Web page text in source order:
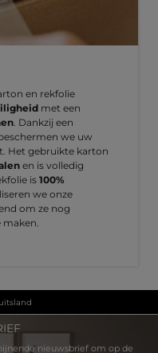
en rekfolie
met een
. Dankzij een
we uw
Het gebruikte karton
en is volledig
is100%
we onze
om ze nog
nieuwsbrief om op de